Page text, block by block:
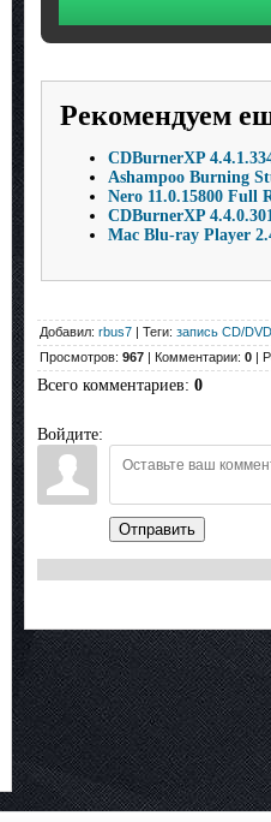
Рекомендуем
CDBurnerXP
Ashampoo Burning
Nero 11.0.15800 Full
CDBurnerXP
Mac Blu-ray Player
Добавил: rbus7 | Теги: запись CD/
Просмотров: 967 | Комментарии: 0 |
Всего комментариев: 0
Войдите:
Отправить